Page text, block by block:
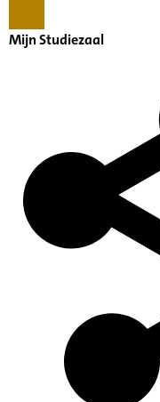
Mijn Studiezaal